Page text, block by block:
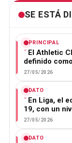
SE ESTÁ
PRINCIPAL
El Athletic
definido
27/05/2026
DATO
En Liga, el
19, con un
27/05/2026
DATO